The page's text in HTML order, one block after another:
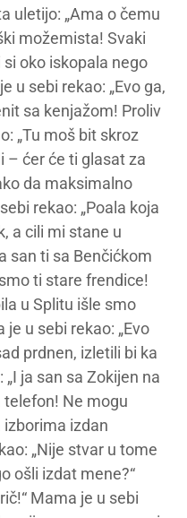
uletijo: „Ama o čemu
možemista! Svaki
oko iskopala nego
u sebi rekao: „Evo ga,
sa kenjažom! Proliv
„Tu moš bit skroz
– ćer će ti glasat za
da maksimalno
rekao: „Poala koja
a cili mi stane u
san ti sa Benčićkom
ti stare frendice!
u Splitu išle smo
je u sebi rekao: „Evo
prdnen, izletili bi ka
ja san sa Zokijen na
telefon! Ne mogu
izdan
„Nije stvar u tome
ošli izdat mene?“
Mama je u sebi